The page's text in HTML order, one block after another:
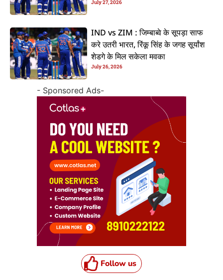
July 27, 2026
IND vs ZIM : जिम्बाब्वे के सूपड़ा साफ
करे उतरी भारत, रिंकू सिंह के जगह सूर्यांश
शेडगे के मिल सकेला मवका
July 26, 2026
- Sponsored Ads-
Follow us